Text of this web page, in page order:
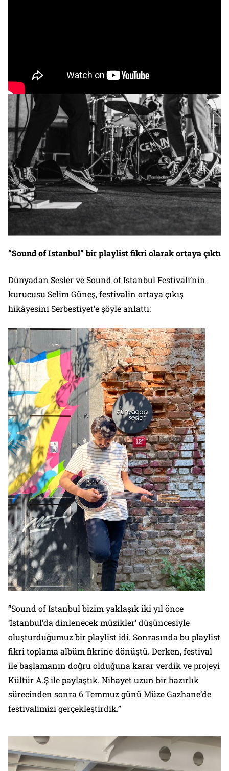
“Sound of Istanbul” bir playlist fikri olarak ortaya çıktı
Dünyadan Sesler ve Sound of Istanbul Festivali’nin
kurucusu Selim Güneş, festivalin ortaya çıkış
hikâyesini Serbestiyet’e şöyle anlattı:
“Sound of Istanbul bizim yaklaşık iki yıl önce
‘İstanbul’da dinlenecek müzikler’ düşüncesiyle
oluşturduğumuz bir playlist idi. Sonrasında bu playlist
fikri toplama albüm fikrine dönüştü. Derken, festival
ile başlamanın doğru olduğuna karar verdik ve projeyi
Kültür A.Ş ile paylaştık. Nihayet uzun bir hazırlık
sürecinden sonra 6 Temmuz günü Müze Gazhane’de
festivalimizi gerçekleştirdik.”